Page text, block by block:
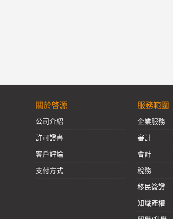
關於啓源
公司介紹
許可證書
客戶評論
支付方式
服務範圍
企業服務
審計
會計
稅務
移民簽證
知識產權